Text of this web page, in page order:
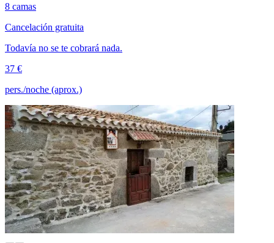
8 camas
Cancelación gratuita
Todavía no se te cobrará nada.
37 €
pers./noche (aprox.)